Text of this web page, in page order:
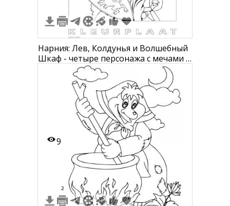
Нарния: Лев, Колдунья и Волшебный
Шкаф - четыре персонажа с мечами и
щитом на фоне гор и Лев (Аслан)
9
2